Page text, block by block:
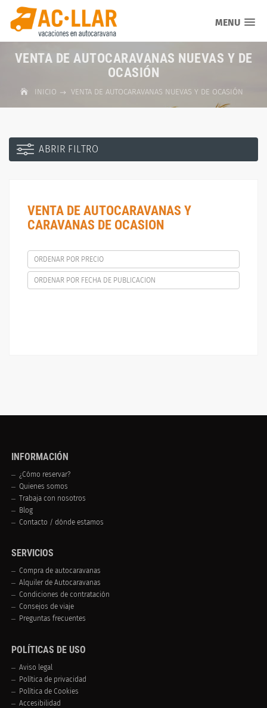
MENU
VENTA DE AUTOCARAVANAS NUEVAS Y DE
OCASIÓN
INICIO VENTA DE AUTOCARAVANAS NUEVAS Y DE OCASIÓN
ABRIR FILTRO
VENTA DE AUTOCARAVANAS Y
CARAVANAS DE OCASION
ORDENAR POR PRECIO
ORDENAR POR FECHA DE PUBLICACION
INFORMACIÓN
¿Cómo reservar?
Quienes somos
Trabaja con nosotros
Blog
Contacto / dónde estamos
SERVICIOS
Compra de autocaravanas
Alquiler de Autocaravanas
Condiciones de contratación
Consejos de viaje
Preguntas frecuentes
POLÍTICAS DE USO
Aviso legal
Política de privacidad
Política de Cookies
Accesibilidad